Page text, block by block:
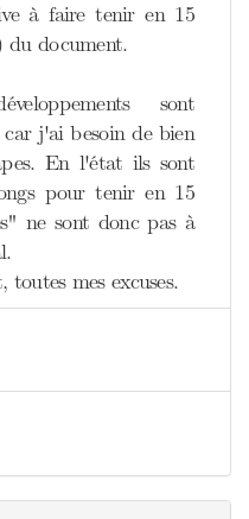
à faire tenir en 15
du document.
sont
car j'ai besoin de bien
En l'état ils sont
pour tenir en 15
ne sont donc pas à
toutes mes excuses.